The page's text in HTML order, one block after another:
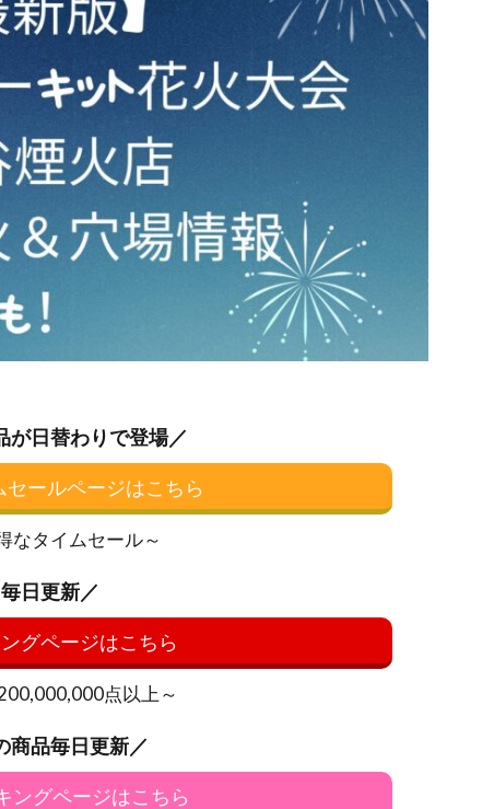
が日替わりで登場／
ールページはこちら
なタイムセール～
日更新／
グページはこちら
点以上～
商品毎日更新／
ングページはこちら